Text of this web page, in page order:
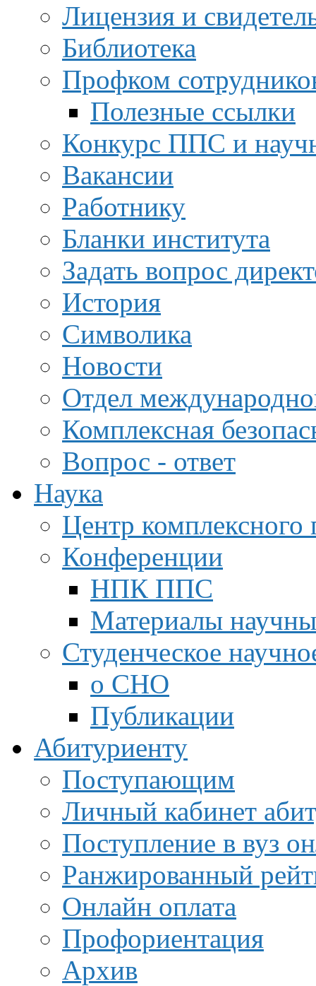
Лицензия и
Библиотека
Профком
Полезные ссылки
Конкурс ППС и
Вакансии
Работнику
Бланки института
Задать вопрос
История
Символика
Новости
Отдел
Комплексная
Вопрос - ответ
Наука
Центр
Конференции
НПК ППС
Материалы
Студенческое
о СНО
Публикации
Абитуриенту
Поступающим
Личный кабинет
Поступление в вуз
Ранжированный
Онлайн оплата
Профориентация
Архив